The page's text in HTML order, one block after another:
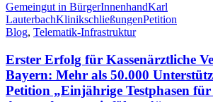
jetzt
stoppen!
–
unterzeichnen
Gemeingut in BürgerInnenhandKarl
LauterbachKlinikschließungenPetition
Blog, Telematik-Infrastruktur
Erster Erfolg für Kassenärztliche
Bayern: Mehr als 50.000
Petition „Einjährige Testphasen